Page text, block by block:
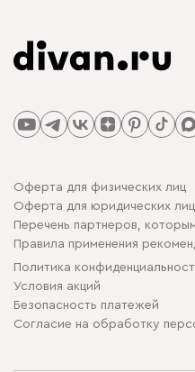
Оферта для физических лиц
Оферта для юридических
Перечень партнеров,
Правила применения
Политика
Условия акций
Безопасность платежей
Cогласие на обработку